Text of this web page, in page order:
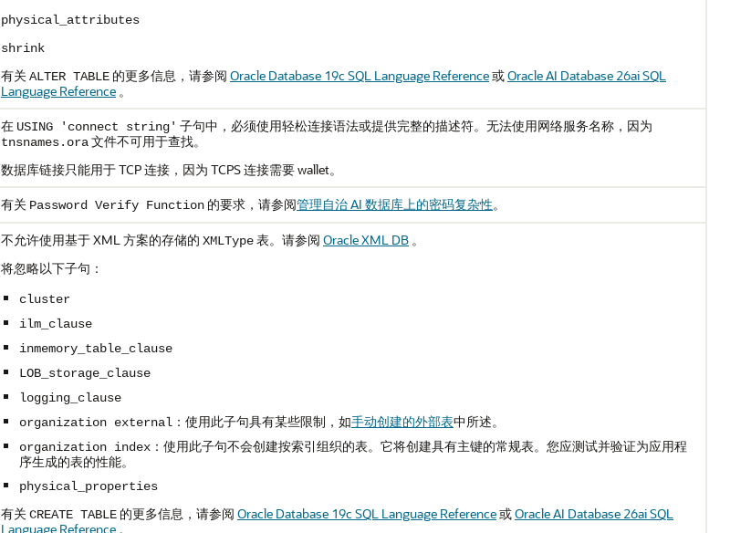
physical_attributes
shrink
有关ALTER TABLE 的更多信息，请参阅 Oracle Database 19c SQL Language Reference或Oracle AI Database 26ai SQL
Language Reference 。
在 USING 'connect string' 子句中，必须使用轻松连接语法或提供完整的描述符。无法使用网络服务名称，因为
tnsnames.ora文件不可用于查找。
数据库链接只能用于 TCP 连接，因为 TCPS 连接需要 wallet。
有关 Password Verify Function 的要求，请参阅管理自治 AI 数据库上的密码复杂性。
不允许使用基于 XML 方案的存储的 XMLType表。请参阅 Oracle XML DB 。
将忽略以下子句：
cluster
ilm_clause
inmemory_table_clause
LOB_storage_clause
logging_clause
organization external ：使用此子句具有某些限制，如手动创建的外部表中所述。
organization index ：使用此子句不会创建按索引组织的表。它将创建具有主键的常规表。您应测试并验证为应用程
序生成的表的性能。
physical_properties
有关CREATE TABLE 的更多信息，请参阅 Oracle Database 19c SQL Language Reference或Oracle AI Database 26ai SQL
Language Reference 。